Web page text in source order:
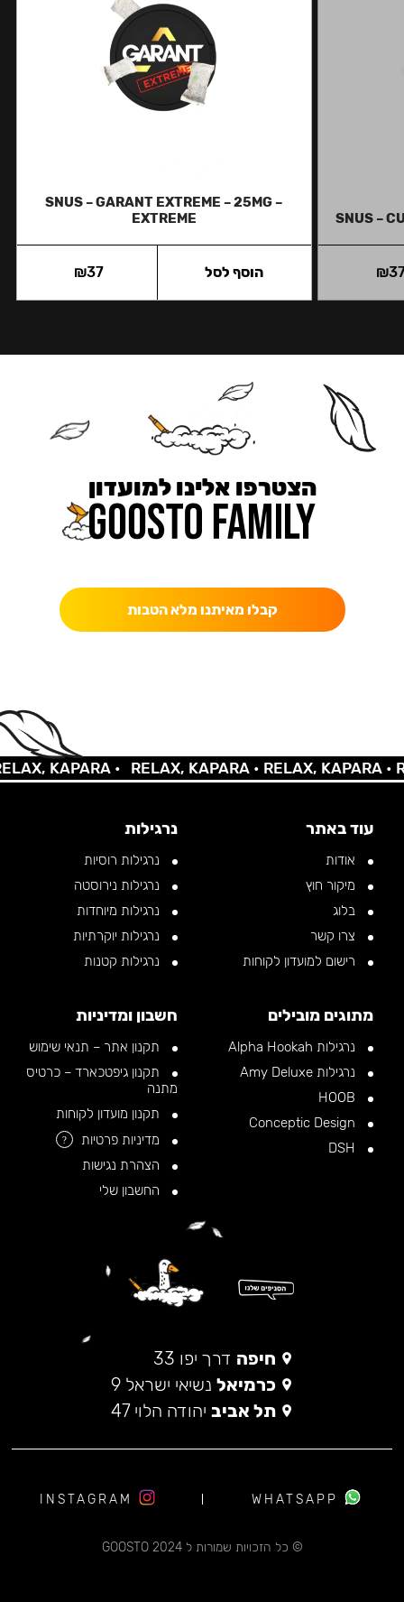
SNUS –
₪
SNUS – GARANT EXTREME – 25MG –
EXTREME
₪37 הוסף לסל
הצטרפו אלינו למועדון
קבלו מאיתנו מלא הטבות
KAPARA • RELAX, KAPARA •RELAX, KAPARA •
עוד באתר
אודות
מיקור חוץ
בלוג
צרו קשר
רישום למועדון לקוחות
נרגילות
נרגילות רוסיות
נרגילות נירוסטה
נרגילות מיוחדות
נרגילות יוקרתיות
נרגילות קטנות
מתוגים מובילים
נרגילות Alpha Hookah
נרגילות Amy Deluxe
חשבון ומדיניות
תקנון אתר – תנאי שימוש
תקנון גיפטכארד – כרטיס
מתנה
תקנון מועדון לקוחות
מדיניות פרטיות
?
הצהרת נגישות
החשבון שלי
חיפה דרך יפו 33
כרמיאל נשיאי ישראל 9
תל אביב יהודה הלוי 47
© כל הזכויות שמורות ל 2024 GOOSTO
WHATSAPP
INSTAGRAM